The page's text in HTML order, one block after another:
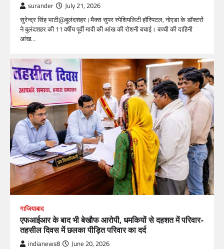
surander July 21, 2026
सुरेन्द्र सिंह भाटी@बुलंदशहर।मैक्स सुपर स्पेशियलिटी हॉस्पिटल, नोएडा के डॉक्टरों
ने बुलंदशहर की 11 वर्षीय पूर्वी मावी की आंख की रोशनी बचाई। बच्ची की दाहिनी
आंख…
गाजियाबाद
एफआईआर के बाद भी बेखौफ आरोपी, धमकियों से दहशत में परिवार-
तहसील दिवस में छलका पीड़ित परिवार का दर्द
indianews8 June 20, 2026